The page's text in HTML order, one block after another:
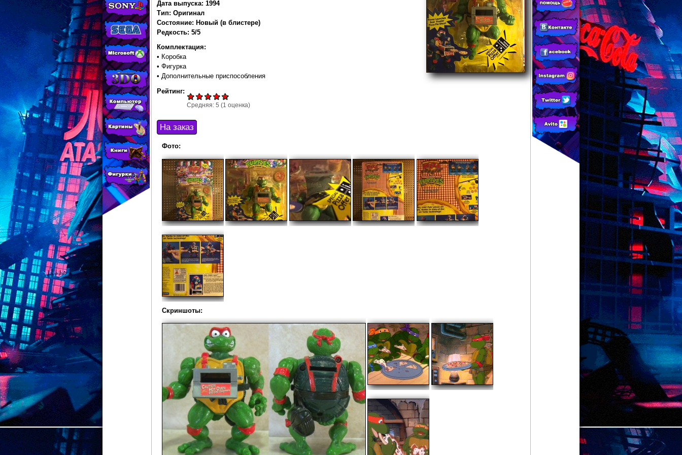
МАГАЗИНЕ
CONSOLESSHOP
Дата выпуска: 1994
Тип: Оригинал
Состояние: Новый (в блистере)
Редкость: 5/5
Комплектация:
• Коробка
• Фигурка
• Дополнительные приспособления
Рейтинг:
Средняя: 5 (1 оценка)
Фото:
Скриншоты: